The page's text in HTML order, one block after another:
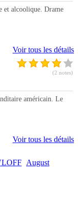
et alcoolique. Drame
Voir tous les détails
(2 notes)
américain. Le
Voir tous les détails
August